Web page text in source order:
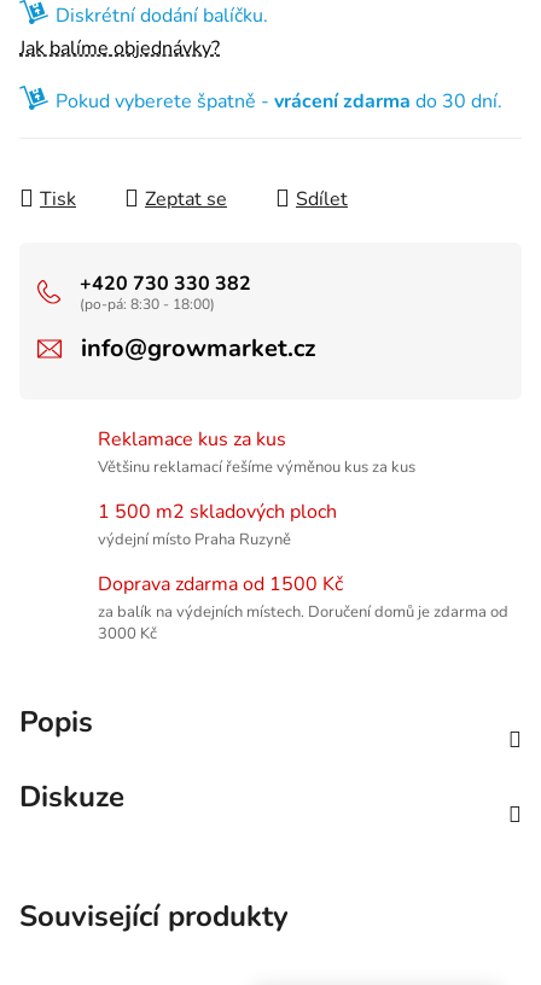
Diskrétní dodání balíčku.
Jak balíme objednávky?
Pokud vyberete špatně - vrácení zdarma do 30 dní.
Tisk Zeptat se Sdílet
+420 730 330 382
(po-pá: 8:30 - 18:00)
info@growmarket.cz
Reklamace kus za kus
Většinu reklamací řešíme výměnou kus za kus
1 500 m2 skladových ploch
výdejní místo Praha Ruzyně
Doprava zdarma od 1500 Kč
za balík na výdejních místech. Doručení domů je zdarma od
3000 Kč
Popis
Diskuze
Související produkty